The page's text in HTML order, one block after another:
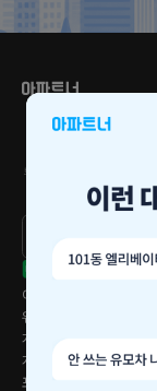
브랜드 고객충성도 1위
이용약관
위치정보 이용약관
개인정보처리방침
게시글 운영정책
포인트 운영정책